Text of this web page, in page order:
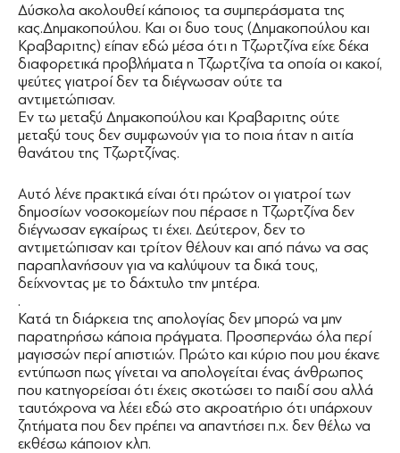
Δύσκολα ακολουθεί κάποιος τα συμπεράσματα της
κας.Δημακοπούλου. Και οι δυο τους (Δημακοπούλου και
Κραβαριτης) είπαν εδώ μέσα ότι η Τζωρτζίνα είχε δέκα
διαφορετικά προβλήματα η Τζωρτζίνα τα οποία οι κακοί,
ψεύτες γιατροί δεν τα διέγνωσαν ούτε τα
αντιμετώπισαν.
Εν τω μεταξύ Δημακοπούλου και Κραβαριτης ούτε
μεταξύ τους δεν συμφωνούν για το ποια ήταν η αιτία
θανάτου της Τζωρτζίνας.
Αυτό λένε πρακτικά είναι ότι πρώτον οι γιατροί των
δημοσίων νοσοκομείων που πέρασε η Τζωρτζίνα δεν
διέγνωσαν εγκαίρως τι έχει. Δεύτερον, δεν το
αντιμετώπισαν και τρίτον θέλουν και από πάνω να σας
παραπλανήσουν για να καλύψουν τα δικά τους,
δείχνοντας με το δάχτυλο την μητέρα.
.
Κατά τη διάρκεια της απολογίας δεν μπορώ να μην
παρατηρήσω κάποια πράγματα. Προσπερνάω όλα περί
μαγισσών περί απιστιών. Πρώτο και κύριο που μου έκανε
εντύπωση πως γίνεται να απολογείται ένας άνθρωπος
που κατηγορείσαι ότι έχεις σκοτώσει το παιδί σου αλλά
ταυτόχρονα να λέει εδώ στο ακροατήριο ότι υπάρχουν
ζητήματα που δεν πρέπει να απαντήσει π.χ. δεν θέλω να
εκθέσω κάποιον κλπ.